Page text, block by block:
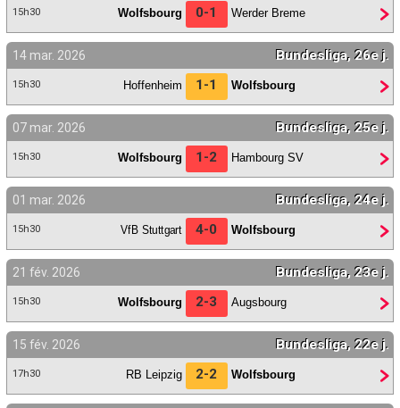
15h30 Wolfsbourg 0-1 Werder Breme
14 mar. 2026 Bundesliga, 26e j.
15h30 Hoffenheim 1-1 Wolfsbourg
07 mar. 2026 Bundesliga, 25e j.
15h30 Wolfsbourg 1-2 Hambourg SV
01 mar. 2026 Bundesliga, 24e j.
15h30 VfB Stuttgart 4-0 Wolfsbourg
21 fév. 2026 Bundesliga, 23e j.
15h30 Wolfsbourg 2-3 Augsbourg
15 fév. 2026 Bundesliga, 22e j.
17h30 RB Leipzig 2-2 Wolfsbourg